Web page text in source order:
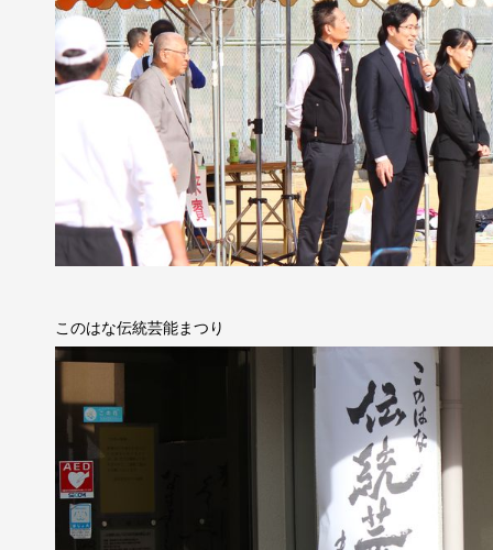
このはな伝統芸能まつり